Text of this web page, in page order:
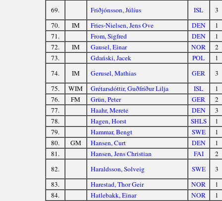
69.
Friðjónsson, Júlíus ISL
3
70.
IM Fries-Nielsen, Jens Ove DEN
1
71.
From, Sigfred DEN
1
72.
IM Gausel, Einar NOR
2
73.
Gdański, Jacek POL
1
74.
IM Gerusel, Mathias GER
3
75.
WIM Grétarsdóttir, Guðfríður Lilja ISL
1
76.
FM Grün, Peter GER
2
77.
Haahr, Merete DEN
3
78.
Hagen, Horst SHLS
1
79.
Hammar, Bengt SWE
1
80.
GM Hansen, Curt DEN
1
81.
Hansen, Jens Christian FAI
2
82.
Haraldsson, Solveig SWE
3
83.
Harestad, Thor Geir NOR
1
84.
Hatlebakk, Einar NOR
1